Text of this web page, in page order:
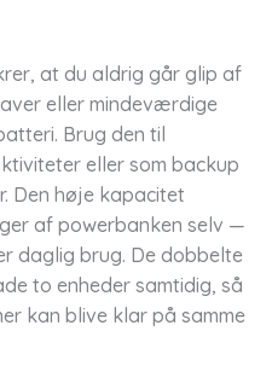
at du aldrig går glip af
eller mindeværdige
Brug den til
eller som backup
Den høje kapacitet
af powerbanken selv —
daglig brug. De dobbelte
to enheder samtidig, så
kan blive klar på samme